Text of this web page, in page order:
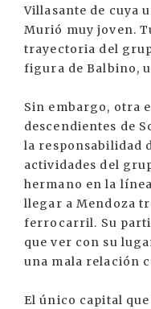
Villasante de cuya
Murió muy joven.
trayectoria del
figura de Balbino,
Sin embargo, otra
descendientes de
la responsabilidad
actividades del
hermano en la
llegar a Mendoza
ferrocarril. Su
que ver con su
una mala relación
El único capital